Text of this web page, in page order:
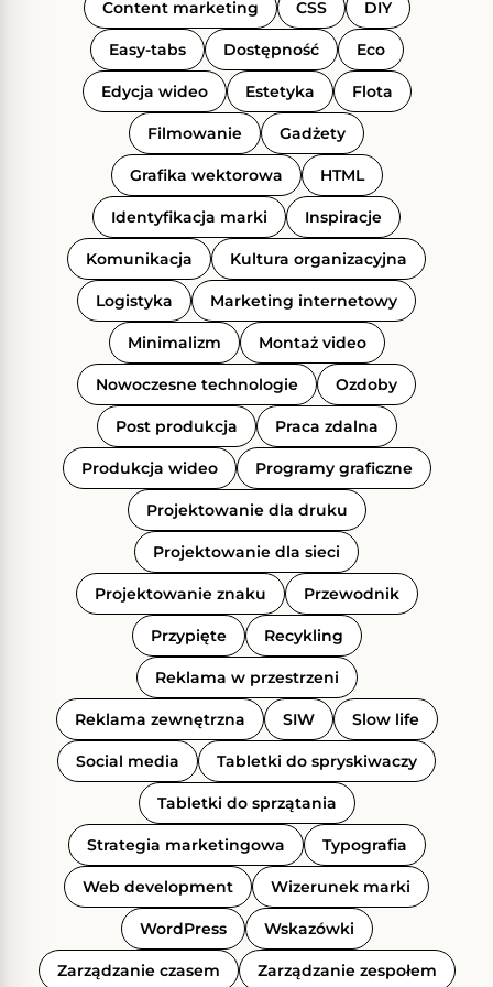
Content marketing CSS DIY
Easy-tabs Dostępność Eco
Edycja wideo Estetyka Flota
Filmowanie Gadżety
Grafika wektorowa HTML
Identyfikacja marki Inspiracje
Komunikacja Kultura organizacyjna
Logistyka Marketing internetowy
Minimalizm Montaż video
Nowoczesne technologie Ozdoby
Post produkcja Praca zdalna
Produkcja wideo Programy graficzne
Projektowanie dla druku
Projektowanie dla sieci
Projektowanie znaku Przewodnik
Przypięte Recykling
Reklama w przestrzeni
Reklama zewnętrzna SIW Slow life
Social media Tabletki do spryskiwaczy
Tabletki do sprzątania
Strategia marketingowa Typografia
Web development Wizerunek marki
WordPress Wskazówki
Zarządzanie czasem Zarządzanie zespołem